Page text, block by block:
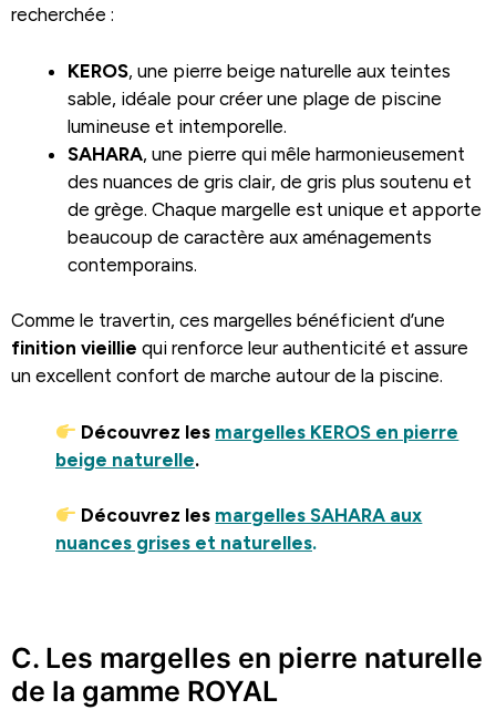
recherchée :
KEROS, une pierre beige naturelle aux teintes
sable, idéale pour créer une plage de piscine
lumineuse et intemporelle.
SAHARA, une pierre qui mêle harmonieusement
des nuances de gris clair, de gris plus soutenu et
de grège. Chaque margelle est unique et apporte
beaucoup de caractère aux aménagements
contemporains.
Comme le travertin, ces margelles bénéficient d’une
finition vieillie qui renforce leur authenticité et assure
un excellent confort de marche autour de la piscine.
Découvrez les margelles KEROS en pierre
beige naturelle.
Découvrez les margelles SAHARA aux
nuances grises et naturelles.
C. Les margelles en pierre naturelle
de la gamme ROYAL